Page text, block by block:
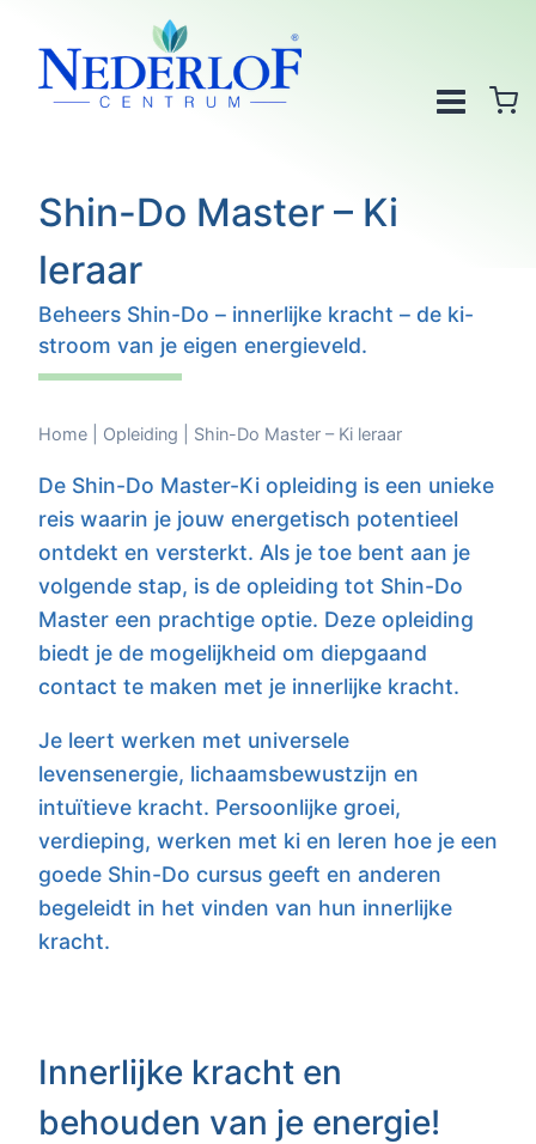
naar
inhoud
Shin-Do Master – Ki
leraar
Beheers Shin-Do – innerlijke kracht – de ki-
stroom van je eigen energieveld.
Home Opleiding Shin-Do Master – Ki leraar
De Shin-Do Master-Ki opleiding is een unieke
reis waarin je jouw energetisch potentieel
ontdekt en versterkt. Als je toe bent aan je
volgende stap, is de opleiding tot Shin-Do
Master een prachtige optie. Deze opleiding
biedt je de mogelijkheid om diepgaand
contact te maken met je innerlijke kracht.
Je leert werken met universele
levensenergie, lichaamsbewustzijn en
intuïtieve kracht. Persoonlijke groei,
verdieping, werken met ki en leren hoe je een
goede Shin-Do cursus geeft en anderen
begeleidt in het vinden van hun innerlijke
kracht.
Innerlijke kracht en
behouden van je energie!